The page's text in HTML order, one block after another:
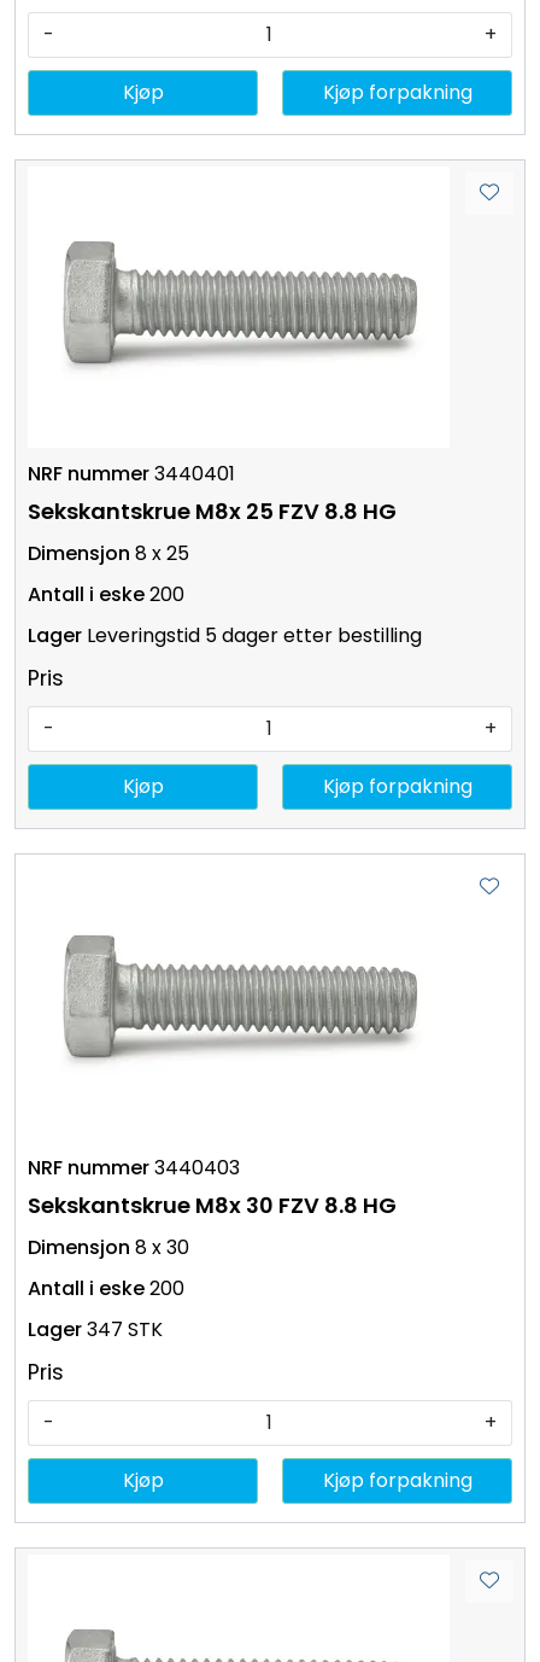
- +
Kjøp Kjøp forpakning
3440401
Sekskantskrue M8x 25 FZV 8.8 HG
8 x 25
200
Leveringstid 5 dager etter bestilling
Pris
- +
Kjøp Kjøp forpakning
3440403
Sekskantskrue M8x 30 FZV 8.8 HG
8 x 30
200
347 STK
Pris
- +
Kjøp Kjøp forpakning